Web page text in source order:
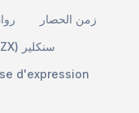
زمن الحصار
دليل برمجة حاسب سبكتروم (ZX) سنكلير
d'expression